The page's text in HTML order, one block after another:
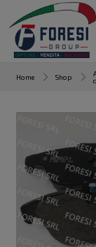
Home Shop